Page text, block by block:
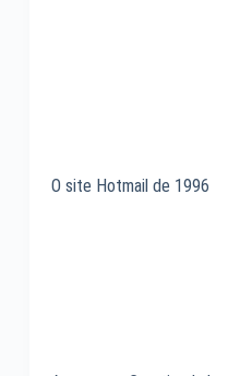
O site Hotmail de 1996